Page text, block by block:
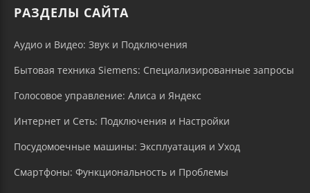
РАЗДЕЛЫ САЙТА
Аудио и Видео: Звук и Подключения
Бытовая техника Siemens: Специализированные запросы
Голосовое управление: Алиса и Яндекс
Интернет и Сеть: Подключения и Настройки
Посудомоечные машины: Эксплуатация и Уход
Смартфоны: Функциональность и Проблемы